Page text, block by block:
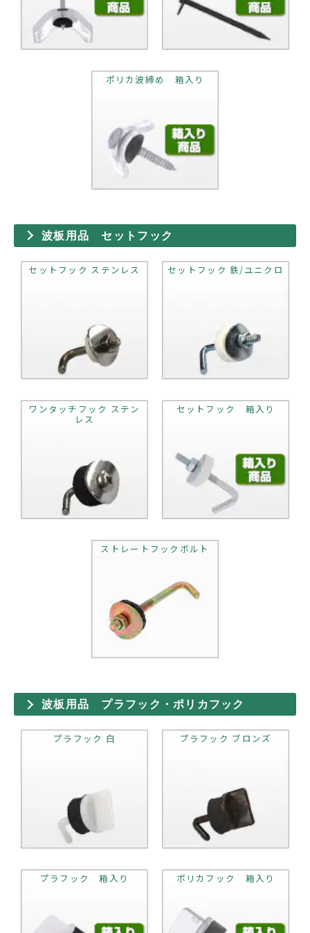
ポリカ波締め 箱入り
波板用品 セットフック
セットフック ステンレス セットフック 鉄/ユニクロ
ワンタッチフック ステン
レス
セットフック 箱入り
ストレートフックボルト
波板用品 プラフック・ポリカフック
プラフック 白 プラフック ブロンズ
プラフック 箱入り ポリカフック 箱入り